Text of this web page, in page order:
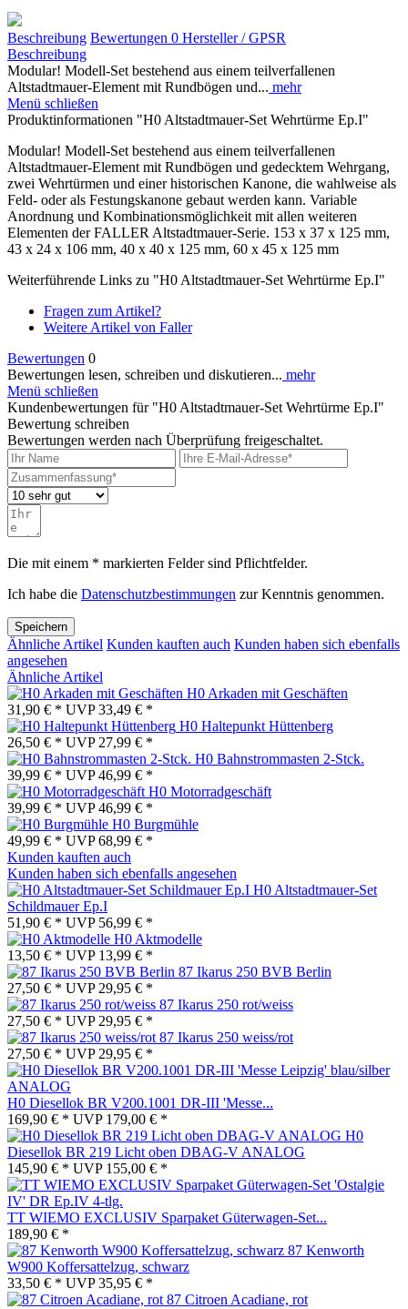
Beschreibung Bewertungen 0 Hersteller / GPSR
Beschreibung
Modular! Modell-Set bestehend aus einem teilverfallenen
Altstadtmauer-Element mit Rundbögen und... mehr
Menü schließen
Produktinformationen "H0 Altstadtmauer-Set Wehrtürme Ep.I"
Modular! Modell-Set bestehend aus einem teilverfallenen
Altstadtmauer-Element mit Rundbögen und gedecktem Wehrgang,
zwei Wehrtürmen und einer historischen Kanone, die wahlweise als
Feld- oder als Festungskanone gebaut werden kann. Variable
Anordnung und Kombinationsmöglichkeit mit allen weiteren
Elementen der FALLER Altstadtmauer-Serie. 153 x 37 x 125 mm,
43 x 24 x 106 mm, 40 x 40 x 125 mm, 60 x 45 x 125 mm
Weiterführende Links zu "H0 Altstadtmauer-Set Wehrtürme Ep.I"
Fragen zum Artikel?
Weitere Artikel von Faller
Bewertungen 0
Bewertungen lesen, schreiben und diskutieren... mehr
Menü schließen
Kundenbewertungen für "H0 Altstadtmauer-Set Wehrtürme Ep.I"
Bewertung schreiben
Bewertungen werden nach Überprüfung freigeschaltet.
Die mit einem * markierten Felder sind Pflichtfelder.
Ich habe die Datenschutzbestimmungen zur Kenntnis genommen.
Speichern
Ähnliche Artikel Kunden kauften auch Kunden haben sich ebenfalls
angesehen
Ähnliche Artikel
H0 Arkaden mit Geschäften
31,90 € * UVP33,49 € *
H0 Haltepunkt Hüttenberg
26,50 € * UVP 27,99 € *
H0 Bahnstrommasten 2-Stck.
39,99 € * UVP46,99 € *
H0 Motorradgeschäft
39,99 € * UVP46,99 € *
H0 Burgmühle
49,99 € * UVP68,99 € *
Kunden kauften auch
Kunden haben sich ebenfalls angesehen
H0 Altstadtmauer-Set
Schildmauer Ep.I
51,90 € * UVP 56,99 € *
H0 Aktmodelle
13,50 € * UVP 13,99 € *
87 Ikarus 250 BVB Berlin
27,50 € * UVP 29,95 € *
87 Ikarus 250 rot/weiss
27,50 € * UVP 29,95 € *
87 Ikarus 250 weiss/rot
27,50 € * UVP 29,95 € *
H0 Diesellok BR V200.1001 DR-III 'Messe...
169,90 € * UVP 179,00 € *
H0
Diesellok BR 219 Licht oben DBAG-V ANALOG
145,90 € * UVP 155,00 € *
TT WIEMO EXCLUSIV Sparpaket Güterwagen-Set...
189,90 € *
87 Kenworth
W900 Koffersattelzug, schwarz
33,50 € * UVP35,95 € *
87 Citroen Acadiane, rot